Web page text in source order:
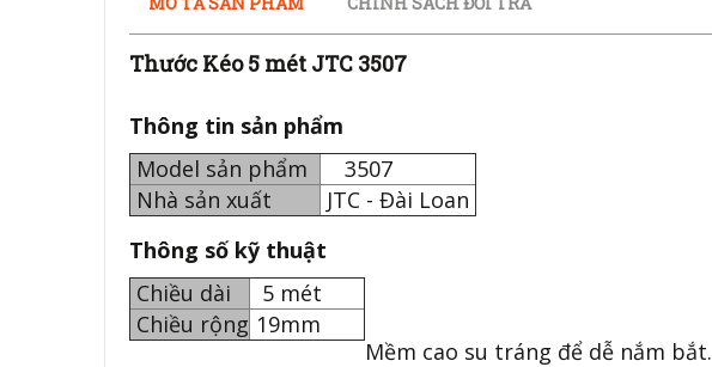
Thước Kéo 5 mét JTC 3507
Thông tin sản phẩm
Model sản phẩm
3507
Nhà sản xuất
JTC - Đài Loan
Thông số kỹ thuật
Chiều dài
5 mét
Chiều rộng 19mm
Mềm cao su tráng để dễ nắm bắt.